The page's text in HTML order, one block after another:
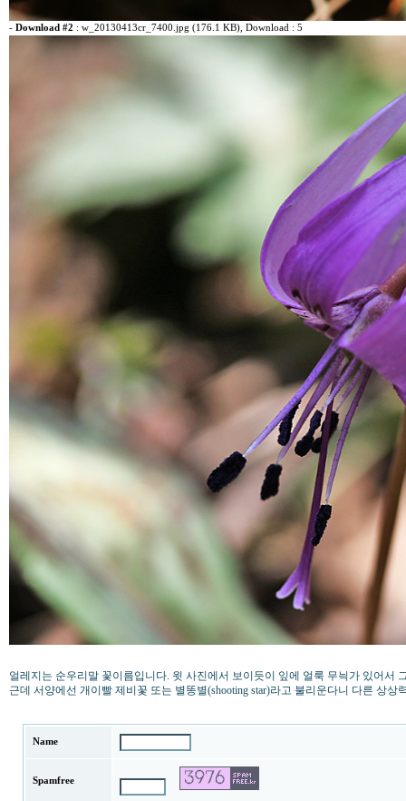
- Download #2 : w_20130413cr_7400.jpg (176.1 KB) , Download : 5
얼레지는 순우리말 꽃이름입니다. 윗 사진에서 보이듯이 잎에 얼룩 무늭가 있어서
근데 서양에선 개이빨 제비꽃 또는 별똥별(shooting star)라고 불리운다니 다른 상상
Name
Spamfree